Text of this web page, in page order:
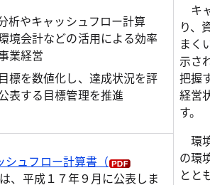
析やキャッシュフロー計算
境会計などの活用による効率
業経営
標を数値化し、達成状況を評
表する目標管理を推進
キ
り、
まく
示さ
把握
経営
す。
環
の環
とと
シュフロー計算書 （
は、平成１７年９月に公表しま